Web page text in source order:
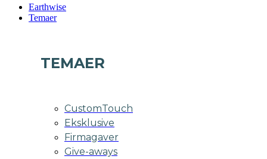
Earthwise
Temaer
TEMAER
CustomTouch
Eksklusive
Firmagaver
Give-aways